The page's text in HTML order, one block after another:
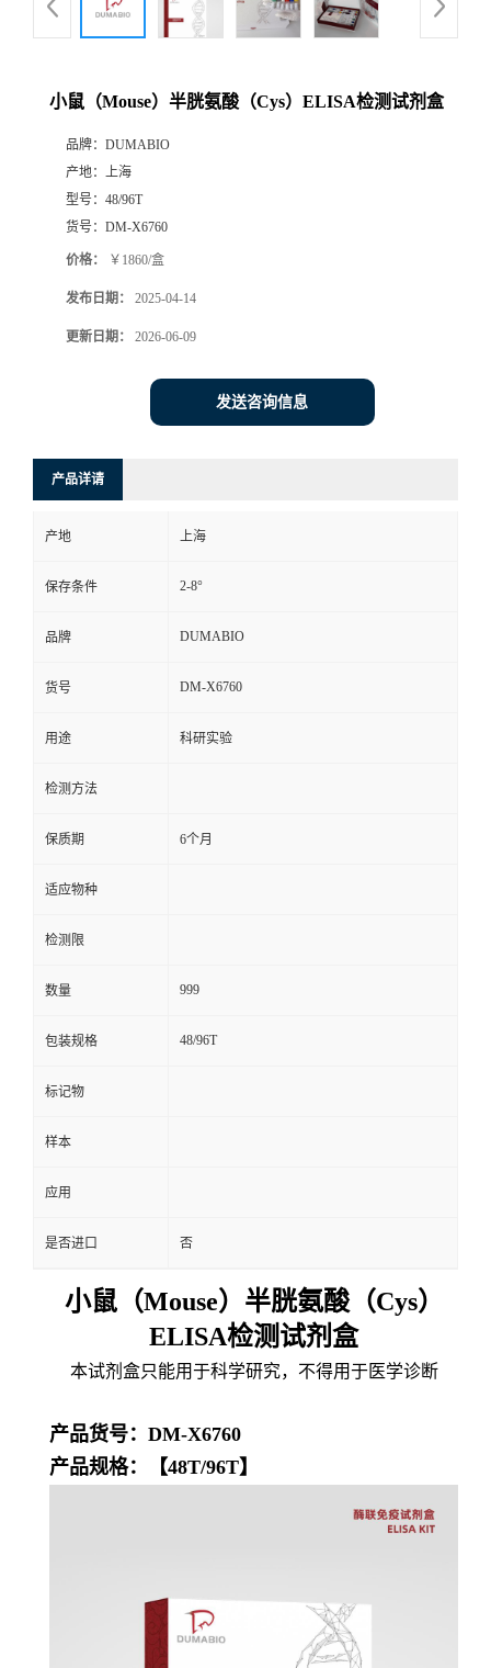
品
方
言
小鼠（Mouse）半胱氨酸（Cys）ELISA检测试剂盒
品牌： DUMABIO
产地： 上海
型号： 48/96T
货号： DM-X6760
价格： ￥1860/盒
发布日期： 2025-04-14
更新日期： 2026-06-09
发送咨询信息
产品详请
产地 上海
保存条件 2-8°
品牌 DUMABIO
货号 DM-X6760
用途 科研实验
检测方法
保质期 6个月
适应物种
检测限
数量 999
包装规格 48/96T
标记物
样本
应用
是否进口 否
小鼠（Mouse）半胱氨酸（Cys）
ELISA检测试剂盒
本试剂盒只能用于科学研究，不得用于医学诊断
产品货号：DM-X6760
产品规格：【48T/96T】